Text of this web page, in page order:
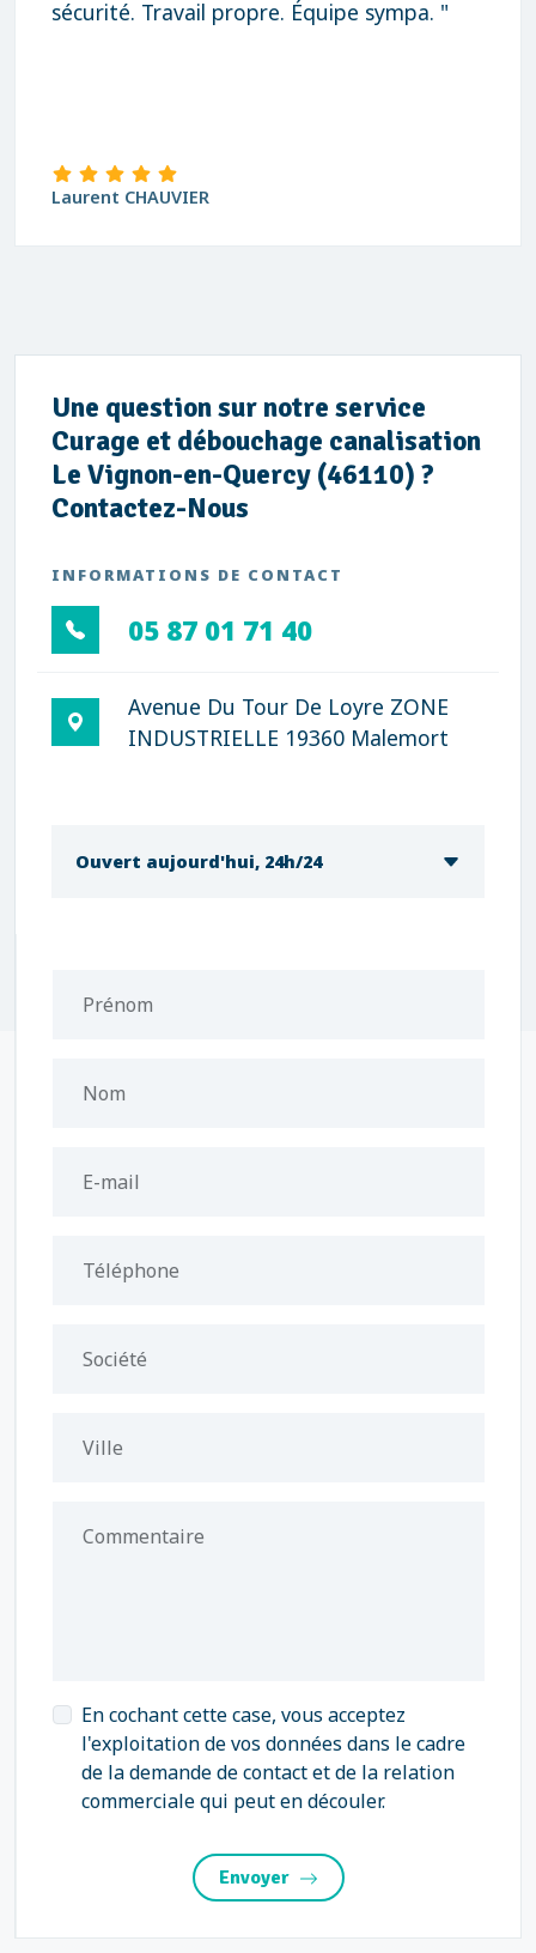
sécurité. Travail propre. Équipe sympa. "
Laurent CHAUVIER
Une question sur notre service
Curage et débouchage canalisation
Le Vignon-en-Quercy (46110) ?
Contactez-Nous
INFORMATIONS DE CONTACT
05 87 01 71 40
Avenue Du Tour De Loyre ZONE
INDUSTRIELLE 19360 Malemort
Ouvert aujourd'hui, 24h/24
Prénom
Nom
E-mail
Téléphone
Société
Ville
Commentaire
En cochant cette case, vous acceptez
l'exploitation de vos données dans le cadre
de la demande de contact et de la relation
commerciale qui peut en découler.
Envoyer